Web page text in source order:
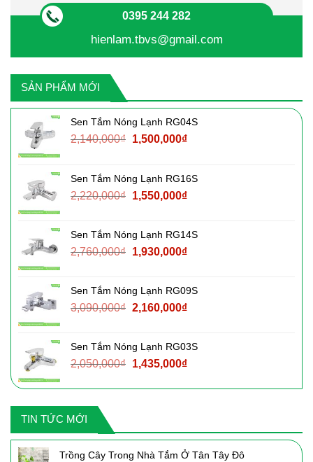
0395 244 282
hienlam.tbvs@gmail.com
SẢN PHẨM MỚI
Sen Tắm Nóng Lạnh RG04S
2,140,000₫ Giá
2,140,000₫.
1,500,000₫Giá
là:
1,500,000₫.
Sen Tắm Nóng Lạnh RG16S
2,220,000₫ Giá
2,220,000₫.
1,550,000₫Giá
là:
1,550,000₫.
Sen Tắm Nóng Lạnh RG14S
2,760,000₫ Giá
2,760,000₫.
1,930,000₫Giá
là:
1,930,000₫.
Sen Tắm Nóng Lạnh RG09S
3,090,000₫ Giá
3,090,000₫.
2,160,000₫Giá
là:
2,160,000₫.
Sen Tắm Nóng Lạnh RG03S
2,050,000₫ Giá
là:
1,435,000₫Giá
tại
TIN TỨC MỚI
Trồng Cây Trong Nhà Tắm Ở Tân Tây Đô